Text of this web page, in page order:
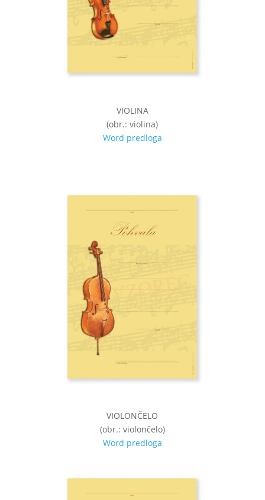
VIOLINA
(obr.: violina)
Word predloga
VIOLONČELO
(obr.: violončelo)
Word predloga